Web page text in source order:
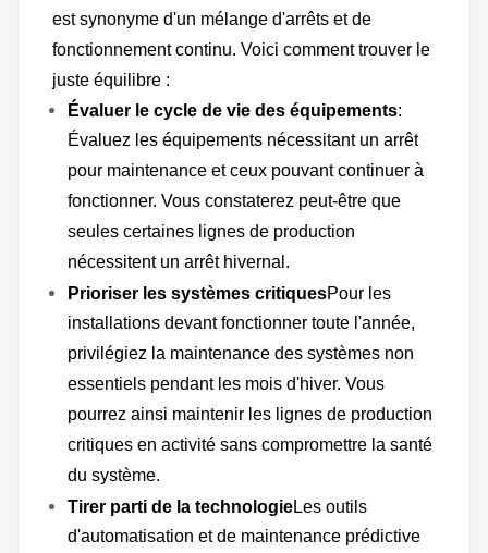
est synonyme d'un mélange d'arrêts et de
fonctionnement continu. Voici comment trouver le
juste équilibre :
Évaluer le cycle de vie des équipements:
Évaluez les équipements nécessitant un arrêt
pour maintenance et ceux pouvant continuer à
fonctionner. Vous constaterez peut-être que
seules certaines lignes de production
nécessitent un arrêt hivernal.
Prioriser les systèmes critiquesPour les
installations devant fonctionner toute l'année,
privilégiez la maintenance des systèmes non
essentiels pendant les mois d'hiver. Vous
pourrez ainsi maintenir les lignes de production
critiques en activité sans compromettre la santé
du système.
Tirer parti de la technologieLes outils
d'automatisation et de maintenance prédictive